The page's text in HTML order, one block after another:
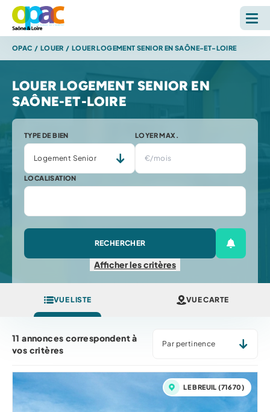
LOUER
ACHETER
L'OPAC
S'INFORMER
ESPACE PERSONNEL
OPAC / LOUER / LOUER LOGEMENT SENIOR EN SAÔNE-ET-LOIRE
LOUER LOGEMENT SENIOR EN
SAÔNE-ET-LOIRE
TYPE DE BIEN LOYER MAX.
LOCALISATION
RECHERCHER
Créer
Afficherles critères
VUE LISTE VUE CARTE
11 annonces correspondent à
vos critères
LE BREUIL (71670)